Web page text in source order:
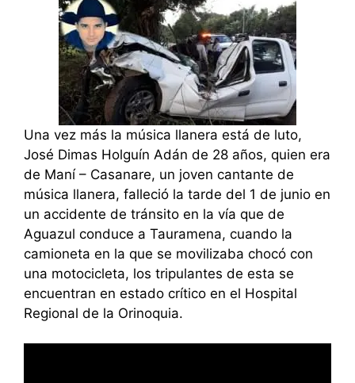
Una vez más la música llanera está de luto,
José Dimas Holguín Adán de 28 años, quien era
de Maní – Casanare, un joven cantante de
música llanera, falleció la tarde del 1 de junio en
un accidente de tránsito en la vía que de
Aguazul conduce a Tauramena, cuando la
camioneta en la que se movilizaba chocó con
una motocicleta, los tripulantes de esta se
encuentran en estado crítico en el Hospital
Regional de la Orinoquia.